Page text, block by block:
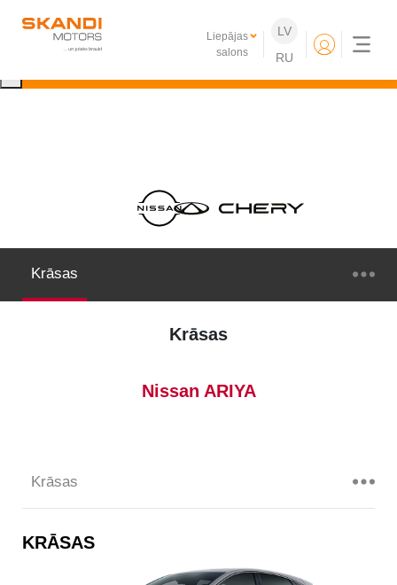
Liepājas
salons
LV
RU
Uzzini vairāk
Krāsas
Krāsas
Nissan ARIYA
Krāsas
KRĀSAS